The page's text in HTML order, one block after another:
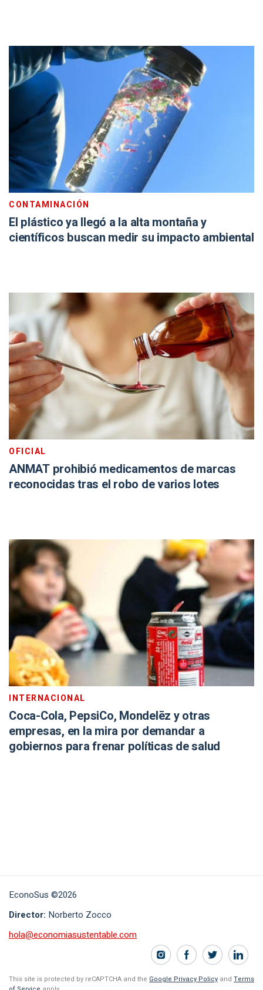
CONTAMINACIÓN
El plástico ya llegó a la alta montaña y
científicos buscan medir su impacto ambiental
OFICIAL
ANMAT prohibió medicamentos de marcas
reconocidas tras el robo de varios lotes
INTERNACIONAL
Coca-Cola, PepsiCo, Mondelēz y otras
empresas, en la mira por demandar a
gobiernos para frenar políticas de salud
EconoSus ©2026
Director: Norberto Zocco
hola@economiasustentable.com
This site is protected by reCAPTCHA and the Google Privacy Policy and Terms